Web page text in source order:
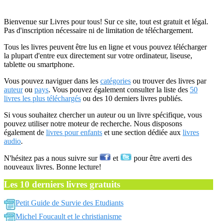
Bienvenue sur Livres pour tous! Sur ce site, tout est gratuit et légal.
Pas d'inscription nécessaire ni de limitation de téléchargement.
Tous les livres peuvent être lus en ligne et vous pouvez télécharger
la plupart d'entre eux directement sur votre ordinateur, liseuse,
tablette ou smartphone.
Vous pouvez naviguer dans les catégories ou trouver des livres par
auteurou pays. Vous pouvez également consulter la liste des 50
livres les plus téléchargés ou des 10 derniers livres publiés.
Si vous souhaitez chercher un auteur ou un livre spécifique, vous
pouvez utiliser notre moteur de recherche. Nous disposons
également de livres pour enfants et une section dédiée aux livres
audio.
N'hésitez pas a nous suivre sur et
pour être averti des
nouveaux livres. Bonne lecture!
Les 10 derniers livres gratuits
Petit Guide de Survie des Etudiants
Michel Foucault et le christianisme